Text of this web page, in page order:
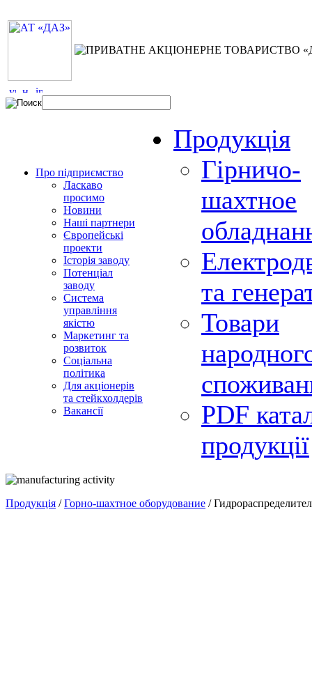
Про підприємство
Ласкаво
просимо
Новини
Наші партнери
Європейські
проекти
Історія заводу
Потенціал
заводу
Система
управління
якістю
Маркетинг та
розвиток
Соціальна
політика
Для акціонерів
та стейкхолдерів
Вакансії
Продукція
Гірничо-
шахтное
та
Товари
PDF
продукції
Продукція /Горно-шахтное оборудование /